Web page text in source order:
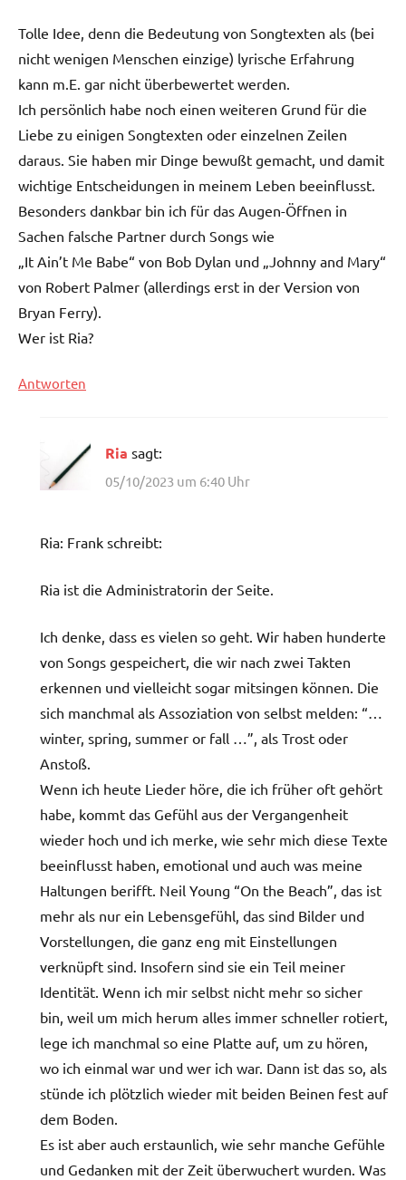
Tolle Idee, denn die Bedeutung von Songtexten als (bei
nicht wenigen Menschen einzige) lyrische Erfahrung
kann m.E. gar nicht überbewertet werden.
Ich persönlich habe noch einen weiteren Grund für die
Liebe zu einigen Songtexten oder einzelnen Zeilen
daraus. Sie haben mir Dinge bewußt gemacht, und damit
wichtige Entscheidungen in meinem Leben beeinflusst.
Besonders dankbar bin ich für das Augen-Öffnen in
Sachen falsche Partner durch Songs wie
„It Ain’t Me Babe“ von Bob Dylan und „Johnny and Mary“
von Robert Palmer (allerdings erst in der Version von
Bryan Ferry).
Wer ist Ria?
Antworten
Ria sagt:
05/10/2023 um 6:40 Uhr
Ria: Frank schreibt:
Ria ist die Administratorin der Seite.
Ich denke, dass es vielen so geht. Wir haben hunderte
von Songs gespeichert, die wir nach zwei Takten
erkennen und vielleicht sogar mitsingen können. Die
sich manchmal als Assoziation von selbst melden: “…
winter, spring, summer or fall …”, als Trost oder
Anstoß.
Wenn ich heute Lieder höre, die ich früher oft gehört
habe, kommt das Gefühl aus der Vergangenheit
wieder hoch und ich merke, wie sehr mich diese Texte
beeinflusst haben, emotional und auch was meine
Haltungen berifft. Neil Young “On the Beach”, das ist
mehr als nur ein Lebensgefühl, das sind Bilder und
Vorstellungen, die ganz eng mit Einstellungen
verknüpft sind. Insofern sind sie ein Teil meiner
Identität. Wenn ich mir selbst nicht mehr so sicher
bin, weil um mich herum alles immer schneller rotiert,
lege ich manchmal so eine Platte auf, um zu hören,
wo ich einmal war und wer ich war. Dann ist das so, als
stünde ich plötzlich wieder mit beiden Beinen fest auf
dem Boden.
Es ist aber auch erstaunlich, wie sehr manche Gefühle
und Gedanken mit der Zeit überwuchert wurden. Was